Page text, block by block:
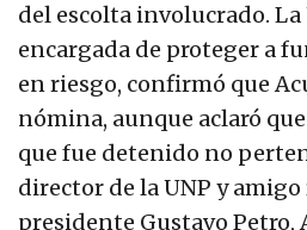
del escolta involucrado. La
encargada de proteger a
en riesgo, confirmó que
nómina, aunque aclaró
que fue detenido no
director de la UNP y
presidente Gustavo Petro,